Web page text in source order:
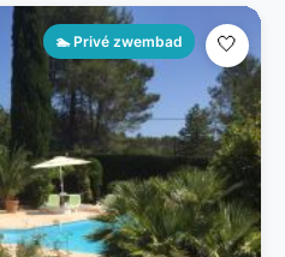
🏊 Privé zwembad 🤍